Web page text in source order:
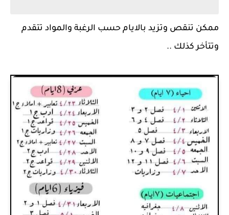
ممكن تنقص وتزيد بالايام حسب الرغبة والمواد تتقدم
وتتأخر كذلك ..